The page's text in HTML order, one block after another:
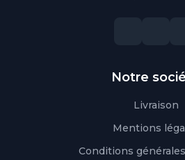
Notre
Livraison
Mentions
Conditions